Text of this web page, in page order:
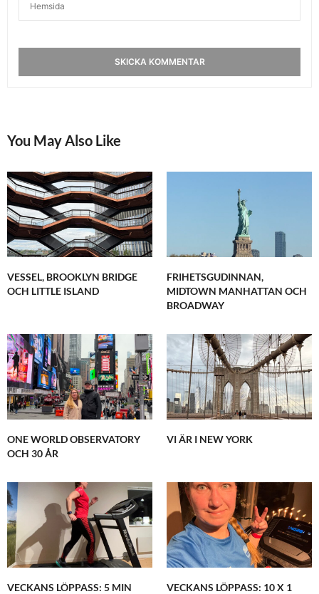
You May Also Like
VESSEL, BROOKLYN BRIDGE
OCH LITTLE ISLAND
FRIHETSGUDINNAN,
MIDTOWN MANHATTAN OCH
BROADWAY
ONE WORLD OBSERVATORY
OCH 30 ÅR
VI ÄR I NEW YORK
VECKANS LÖPPASS: 5 MIN
VECKANS LÖPPASS: 10 X 1